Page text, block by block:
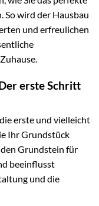
So wird der Hausbau
und erfreulichen
erste Schritt
erste und vielleicht
Ihr Grundstück
Grundstein für
beeinflusst
und die